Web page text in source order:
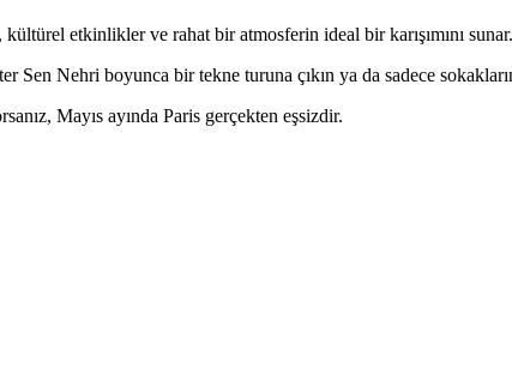
etkinlikler ve rahat bir atmosferin ideal bir karışımını
Sen Nehri boyunca bir tekne turuna çıkın ya da sadece
Mayıs ayında Paris gerçekten eşsizdir.